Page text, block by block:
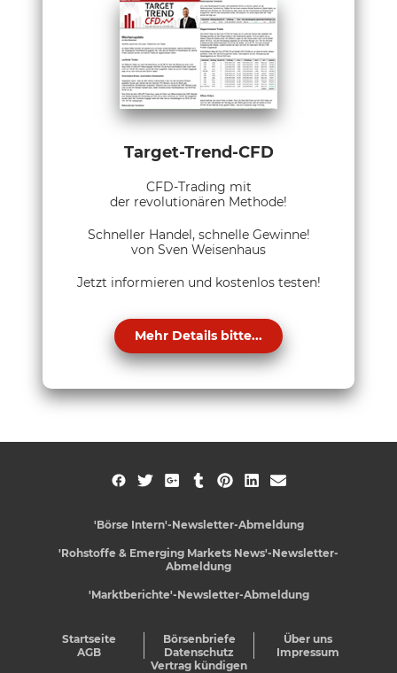
Target-Trend-CFD
CFD-Trading mit
der revolutionären Methode!
Schneller Handel, schnelle Gewinne!
von Sven Weisenhaus
Jetzt informieren und kostenlos testen!
Mehr Details bitte...
'Börse Intern'-Newsletter-Abmeldung
'Rohstoffe & Emerging Markets News'-Newsletter-
Abmeldung
'Marktberichte'-Newsletter-Abmeldung
Startseite Börsenbriefe
Über uns
AGB
Datenschutz
Impressum
Vertrag kündigen